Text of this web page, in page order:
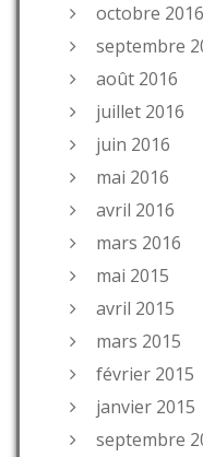
octobre 2016
septembre
août 2016
juillet 2016
juin 2016
mai 2016
avril 2016
mars 2016
mai 2015
avril 2015
mars 2015
février 2015
janvier 2015
septembre